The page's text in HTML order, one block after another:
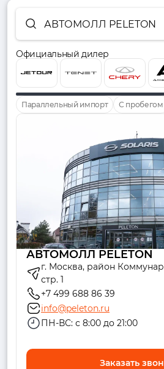
АВТОМОЛЛ PELETON
Официальный дилер
Параллельный импорт С пробегом
АВТОМОЛЛ PELETON
г. Москва, район
стр. 1
+7 499 688 86 39
info@peleton.ru
ПН-ВС: с 8:00 до 21:00
Заказать